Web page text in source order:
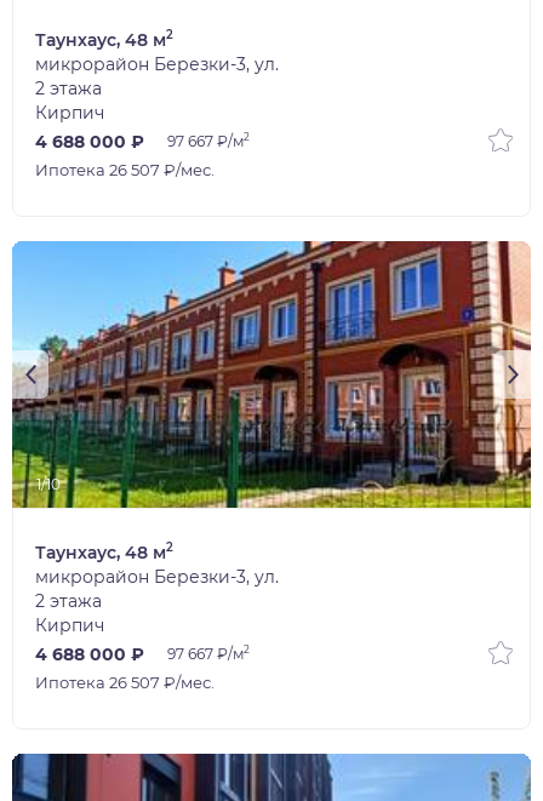
Таунхаус, 48 м2
микрорайон Березки-3, ул.
2 этажа
Кирпич
4 688 000 ₽
97 667 ₽/м2
Ипотека 26 507 ₽/мес.
1/10
Таунхаус, 48 м2
микрорайон Березки-3, ул.
2 этажа
Кирпич
4 688 000 ₽
97 667 ₽/м2
Ипотека 26 507 ₽/мес.